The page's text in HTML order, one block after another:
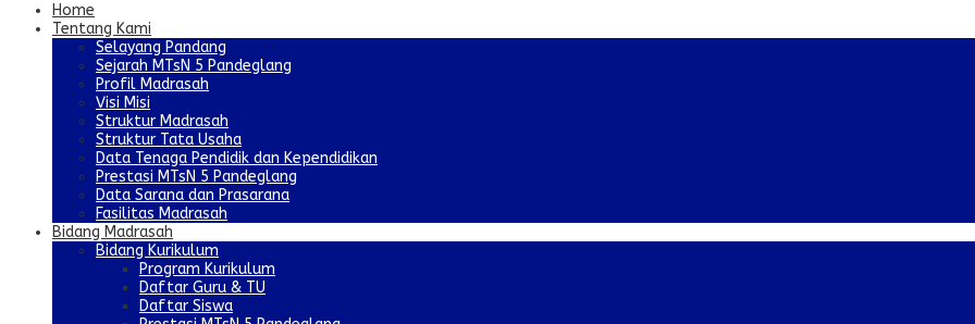
Home
Tentang Kami
Selayang Pandang
Sejarah MTsN 5 Pandeglang
Profil Madrasah
Visi Misi
Struktur Madrasah
Struktur Tata Usaha
Data Tenaga Pendidik dan Kependidikan
Prestasi MTsN 5 Pandeglang
Data Sarana dan Prasarana
Fasilitas Madrasah
Bidang Madrasah
Bidang Kurikulum
Program Kurikulum
Daftar Guru & TU
Daftar Siswa